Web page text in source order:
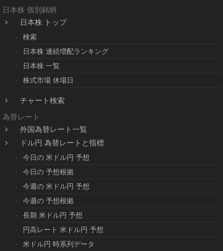
日本株 個別銘柄
日本株 トップ
検索
日本株 連続増配ランキング
日本株 一覧
株式市場 休場日
チャート検索
為替レート
外国為替レート一覧
ドル円 為替レートと指標
今日の 米ドル円 予想
今日の 予想根拠
今週の 米ドル円 予想
今週の 予想根拠
長期 米ドル円 予想
円高レート 米ドル円 予想
米ドル円 時系列データ